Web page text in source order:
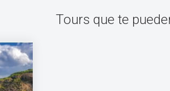
Tours que te